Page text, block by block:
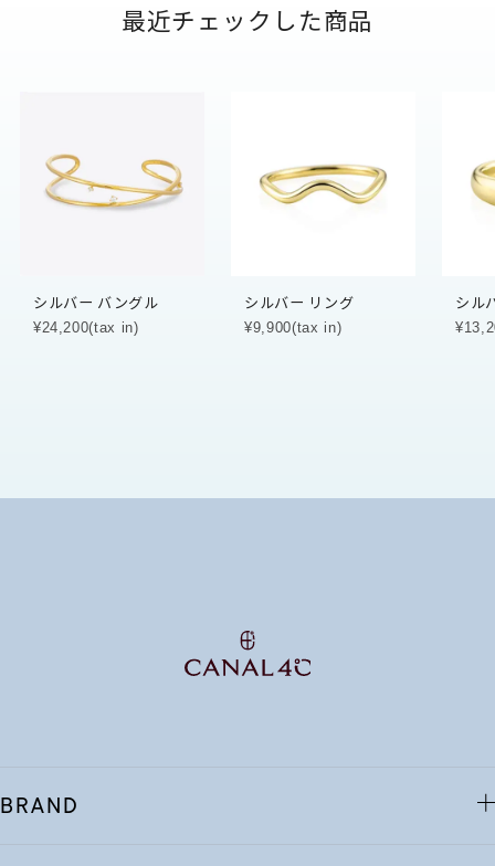
最近チェックした商品
シルバー バングル
¥24,200(tax in)
シルバー リング
¥9,900(tax in)
シル
BRAND